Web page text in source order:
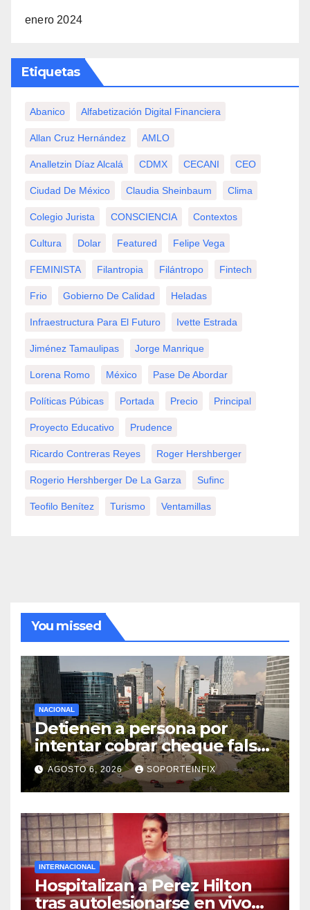
enero 2024
Etiquetas
Abanico Alfabetización Digital Financiera
Allan Cruz Hernández AMLO
Analletzin Díaz Alcalá CDMX CECANI CEO
Ciudad De México Claudia Sheinbaum Clima
Colegio Jurista CONSCIENCIA Contextos
Cultura Dolar Featured Felipe Vega
FEMINISTA Filantropia Filántropo Fintech
Frio Gobierno De Calidad Heladas
Infraestructura Para El Futuro Ivette Estrada
Jiménez Tamaulipas Jorge Manrique
Lorena Romo México Pase De Abordar
Políticas Púbicas Portada Precio Principal
Proyecto Educativo Prudence
Ricardo Contreras Reyes Roger Hershberger
Rogerio Hershberger De La Garza Sufinc
Teofilo Benítez Turismo Ventamillas
You missed
NACIONAL
Detienen a persona por
intentar cobrar cheque falso
de 420,000 pesos en CDMX
AGOSTO 6, 2026 SOPORTEINFIX
INTERNACIONAL
Hospitalizan a Perez Hilton
tras autolesionarse en vivo